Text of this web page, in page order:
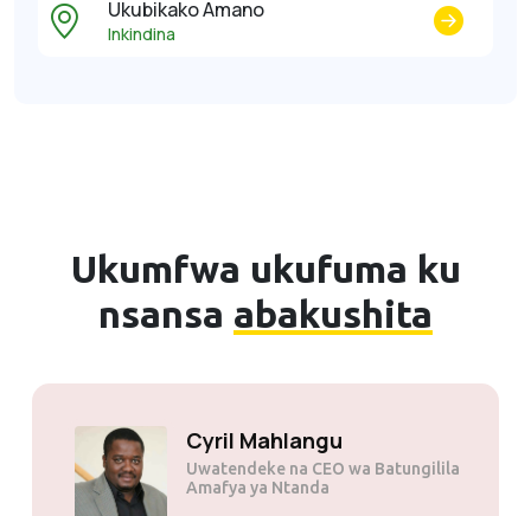
Ukubikako Amano
Inkindina
Ukumfwa ukufuma ku
nsansa abakushita
Solly Motsoane
Uwatendeke & Umukalamba wa
kampani ka Mogen